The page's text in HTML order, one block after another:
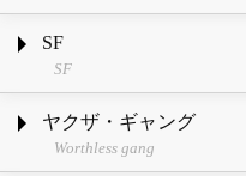
SF
SF
ヤクザ・ギャング
Worthless gang